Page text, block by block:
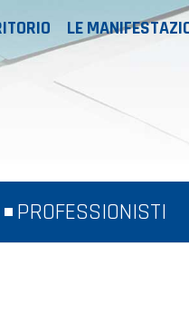
LE
PROFESSIONISTI